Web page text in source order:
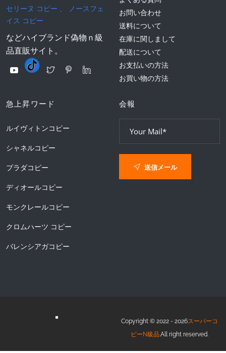
セリーヌ コピー 、
ノースフェ
イス コピー
などハイブランド偽物ｎ級
品直販サイト。
お問い合わせ
送料について
在庫に関しまして
配送について
お支払いの方法
お買い物の方法
急上昇ワード
ルイヴィトンコピー
シャネルコピー
プラダコピー
ディオールコピー
モンクレールコピー
クロムハーツ コピー
バレンシアガコピー
会報
送信メール
Copyright © 2022 - 2026スーパーコ
ピーN級品.All right reserved.